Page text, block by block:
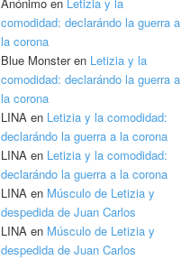
comodidad: declarándo la guerra a
la corona
Blue Monsteren Letizia y la
comodidad: declarándo la guerra a
la corona
LINA en Letizia y la comodidad:
declarándo la guerra a la corona
LINA en Letizia y la comodidad:
declarándo la guerra a la corona
LINA en Músculo de Letizia y
despedida de Juan Carlos
LINA en Músculo de Letizia y
despedida de Juan Carlos